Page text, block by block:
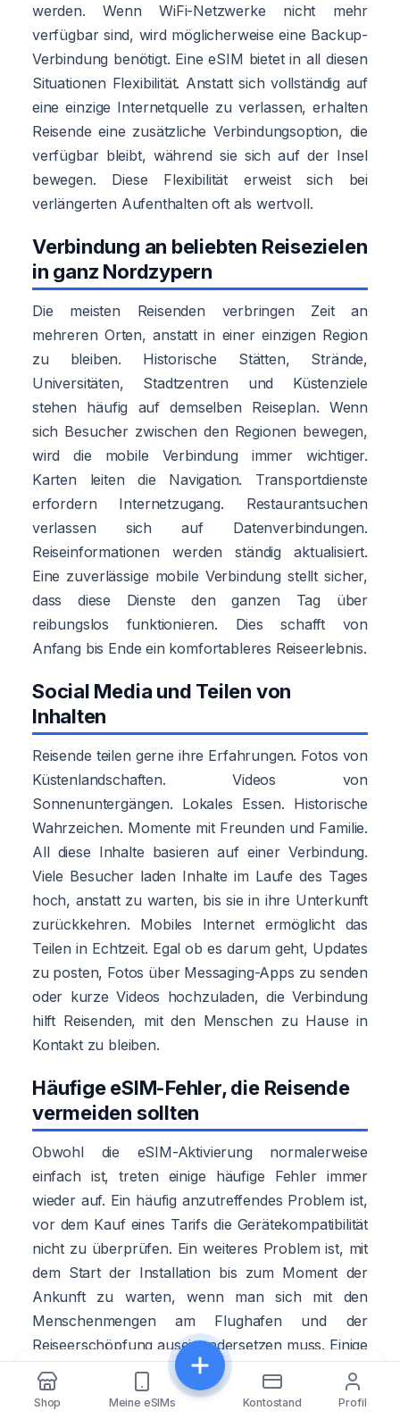
werden. Wenn WiFi-Netzwerke nicht mehr
verfügbar sind, wird möglicherweise eine Backup-
Verbindung benötigt. Eine eSIM bietet in all diesen
Situationen Flexibilität. Anstatt sich vollständig auf
eine einzige Internetquelle zu verlassen, erhalten
Reisende eine zusätzliche Verbindungsoption, die
verfügbar bleibt, während sie sich auf der Insel
bewegen. Diese Flexibilität erweist sich bei
verlängerten Aufenthalten oft als wertvoll.
Verbindung an beliebten Reisezielen
in ganz Nordzypern
Die meisten Reisenden verbringen Zeit an
mehreren Orten, anstatt in einer einzigen Region
zu bleiben. Historische Stätten, Strände,
Universitäten, Stadtzentren und Küstenziele
stehen häufig auf demselben Reiseplan. Wenn
sich Besucher zwischen den Regionen bewegen,
wird die mobile Verbindung immer wichtiger.
Karten leiten die Navigation. Transportdienste
erfordern Internetzugang. Restaurantsuchen
verlassen sich auf Datenverbindungen.
Reiseinformationen werden ständig aktualisiert.
Eine zuverlässige mobile Verbindung stellt sicher,
dass diese Dienste den ganzen Tag über
reibungslos funktionieren. Dies schafft von
Anfang bis Ende ein komfortableres Reiseerlebnis.
Social Media und Teilen von
Inhalten
Reisende teilen gerne ihre Erfahrungen. Fotos von
Küstenlandschaften. Videos von
Sonnenuntergängen. Lokales Essen. Historische
Wahrzeichen. Momente mit Freunden und Familie.
All diese Inhalte basieren auf einer Verbindung.
Viele Besucher laden Inhalte im Laufe des Tages
hoch, anstatt zu warten, bis sie in ihre Unterkunft
zurückkehren. Mobiles Internet ermöglicht das
Teilen in Echtzeit. Egal ob es darum geht, Updates
zu posten, Fotos über Messaging-Apps zu senden
oder kurze Videos hochzuladen, die Verbindung
hilft Reisenden, mit den Menschen zu Hause in
Kontakt zu bleiben.
Häufige eSIM-Fehler, die Reisende
vermeiden sollten
Obwohl die eSIM-Aktivierung normalerweise
einfach ist, treten einige häufige Fehler immer
wieder auf. Ein häufig anzutreffendes Problem ist,
vor dem Kauf eines Tarifs die Gerätekompatibilität
nicht zu überprüfen. Ein weiteres Problem ist, mit
dem Start der Installation bis zum Moment der
Ankunft zu warten, wenn man sich mit den
Menschenmengen am Flughafen und der
Reiseerschöpfung auseinandersetzen muss. Einige
Reisende vergessen auch, die Daten-Roaming-
Einstellungen zu aktivieren, die für bestimmte
Shop Meine eSIMs Kontostand Profil